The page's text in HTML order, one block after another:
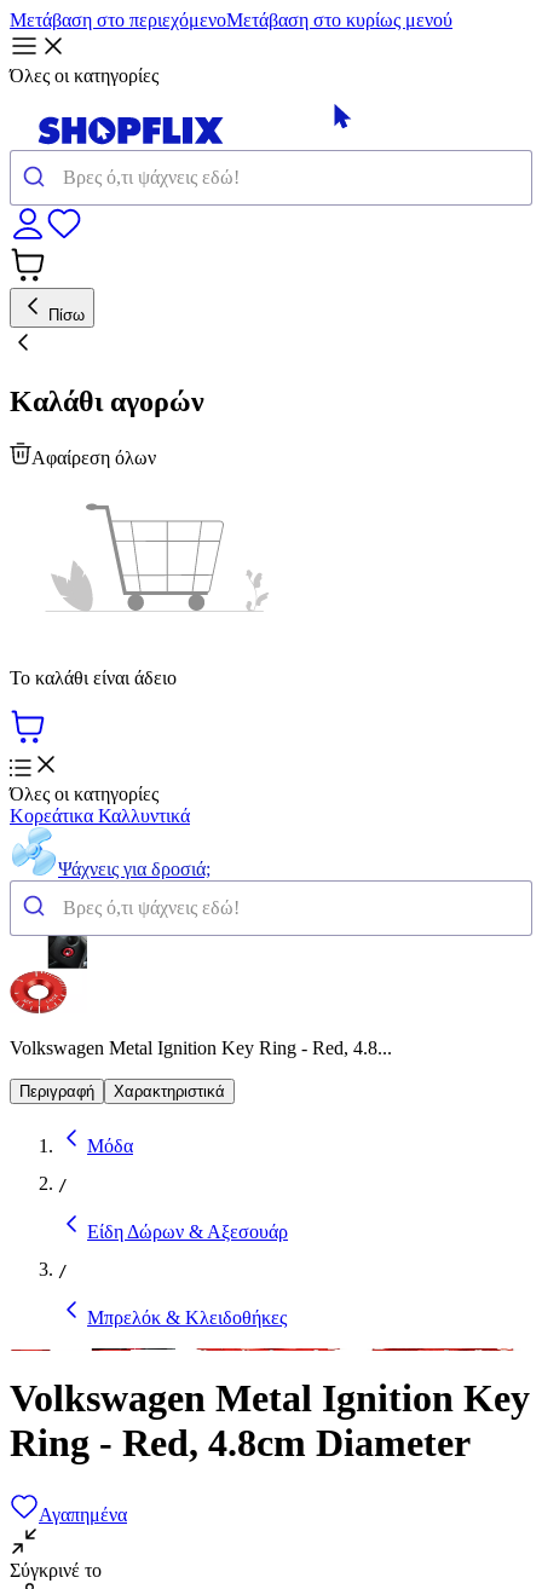
Μετάβαση στο περιεχόμενοΜετάβαση στο κυρίως μενού
Όλες οι κατηγορίες
Πίσω
Καλάθι αγορών
Αφαίρεση όλων
Το καλάθι είναι άδειο
Όλες οι κατηγορίες
Κορεάτικα Καλλυντικά
Ψάχνεις για δροσιά;
Volkswagen Metal Ignition Key Ring - Red, 4.8...
Περιγραφή Χαρακτηριστικά
Μόδα
/
Είδη Δώρων & Αξεσουάρ
/
Μπρελόκ & Κλειδοθήκες
Volkswagen Metal Ignition Key
Ring - Red, 4.8cm Diameter
Αγαπημένα
Σύγκρινέ το